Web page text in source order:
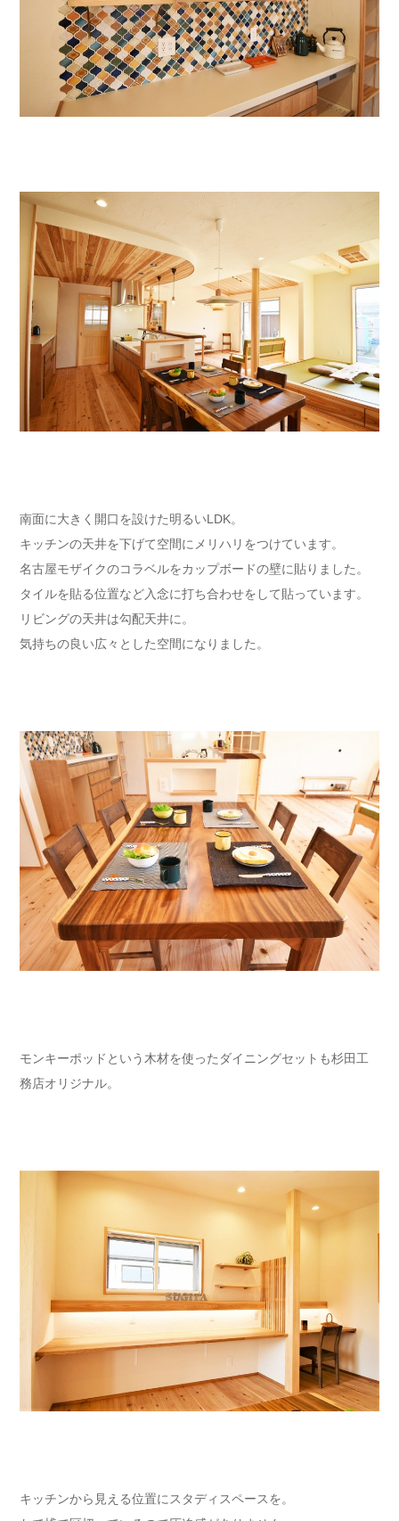
南面に大きく開口を設けた明るいLDK。
キッチンの天井を下げて空間にメリハリをつけています。
名古屋モザイクのコラベルをカップボードの壁に貼りました。
タイルを貼る位置など入念に打ち合わせをして貼っています。
リビングの天井は勾配天井に。
気持ちの良い広々とした空間になりました。
モンキーポッドという木材を使ったダイニングセットも杉田工
務店オリジナル。
キッチンから見える位置にスタディスペースを。